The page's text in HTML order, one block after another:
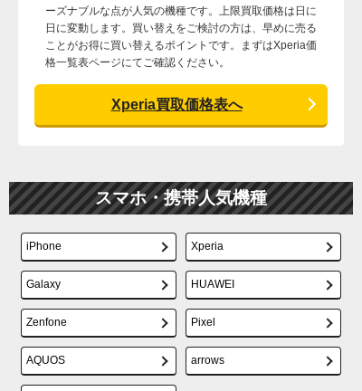
ーズナブルな点が人気の機種です。上限買取価格は日に
日に変動します。買い替えをご検討の方は、早めに売る
ことがお得に買い替えるポイントです。まずはXperia価
格一覧表ページにてご確認ください。
Xperia買取価格表へ
スマホ・携帯人気機種
iPhone Xperia
Galaxy HUAWEI
Zenfone Pixel
AQUOS arrows